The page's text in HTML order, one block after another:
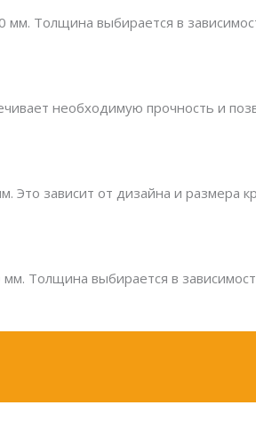
Толщина выбирается в
необходимую прочность и
зависит от дизайна и размера
Толщина выбирается в